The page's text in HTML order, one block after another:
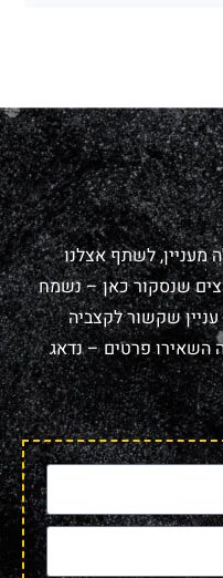
מעניין, לשתף אצלנו
שנסקור כאן – נשמח
שקשור לקצביה
השאירו פרטים – נדאג